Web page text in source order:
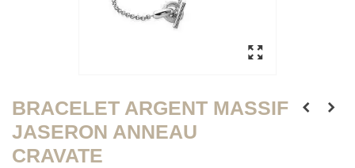
BRACELET ARGENT MASSIF
JASERON ANNEAU
CRAVATE